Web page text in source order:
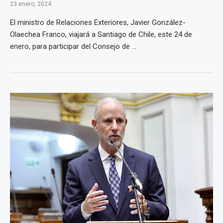
23 enero, 2024
El ministro de Relaciones Exteriores, Javier González-
Olaechea Franco, viajará a Santiago de Chile, este 24 de
enero, para participar del Consejo de ...